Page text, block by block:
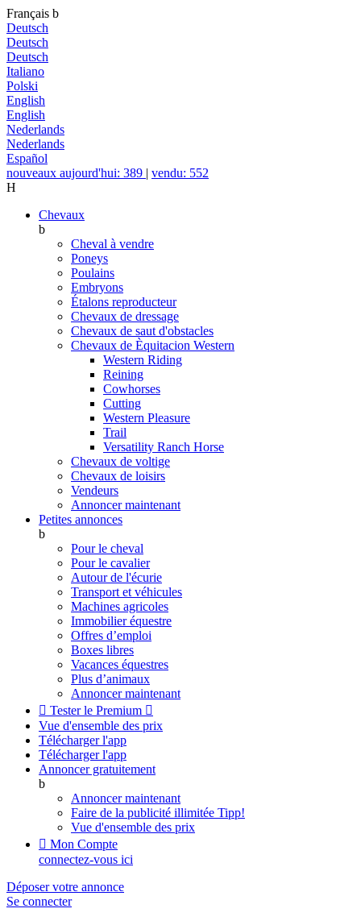
Français b
Deutsch
Deutsch
Deutsch
Italiano
Polski
English
English
Nederlands
Nederlands
Español
nouveaux aujourd'hui: 389 | vendu: 552
H
Chevaux
b
Cheval à vendre
Poneys
Poulains
Embryons
Étalons reproducteur
Chevaux de dressage
Chevaux de saut d'obstacles
Chevaux de Èquitacion Western
Western Riding
Reining
Cowhorses
Cutting
Western Pleasure
Trail
Versatility Ranch Horse
Chevaux de voltige
Chevaux de loisirs
Vendeurs
Annoncer maintenant
Petites annonces
b
Pour le cheval
Pour le cavalier
Autour de l'écurie
Transport et véhicules
Machines agricoles
Immobilier équestre
Offres d’emploi
Boxes libres
Vacances équestres
Plus d’animaux
Annoncer maintenant
 Tester le Premium 
Vue d'ensemble des prix
Télécharger l'app
Télécharger l'app
Annoncer gratuitement
b
Annoncer maintenant
Faire de la publicité illimitée Tipp!
Vue d'ensemble des prix
 Mon Compte
connectez-vous ici
Déposer votre annonce
Se connecter